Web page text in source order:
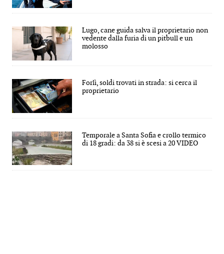
Lugo, cane guida salva il proprietario non
vedente dalla furia di un pitbull e un
molosso
Forlì, soldi trovati in strada: si cerca il
proprietario
Temporale a Santa Sofia e crollo termico
di 18 gradi: da 38 si è scesi a 20 VIDEO